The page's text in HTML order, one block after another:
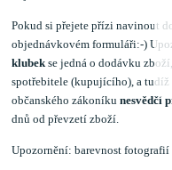
Pokud si přejete přízi navinout
objednávkovém formuláři:-)
klubek se jedná o dodávku
spotřebitele (kupujícího), a
občanského zákoníkunesvědčí
dnů od převzetí zboží.
Upozornění: barevnost